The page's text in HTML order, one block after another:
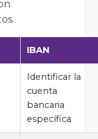
IBAN
Identificar la
cuenta
bancaria
específica